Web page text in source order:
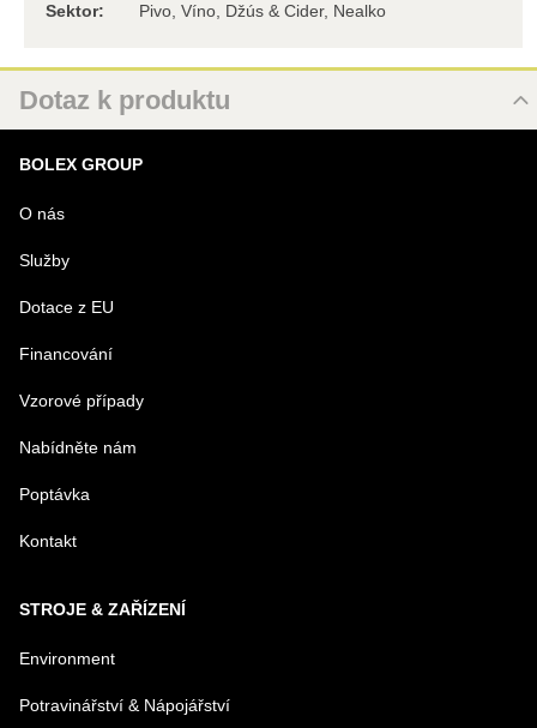
Sektor:
Pivo, Víno, Džús & Cider, Nealko
Dotaz k produktu
URL
PRODUKT
MENO
E-MAIL
TELEFÓN
BOLEX GROUP
O nás
Služby
Dotace z EU
Financování
Vzorové případy
Nabídněte nám
Poptávka
Kontakt
STROJE & ZAŘÍZENÍ
Environment
Potravinářství & Nápojářství